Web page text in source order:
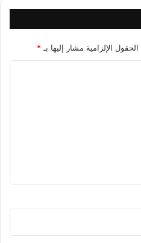
الحقول الإلزامية مشار إليها بـ*